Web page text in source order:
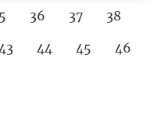
36 37
38
43 44 45
46